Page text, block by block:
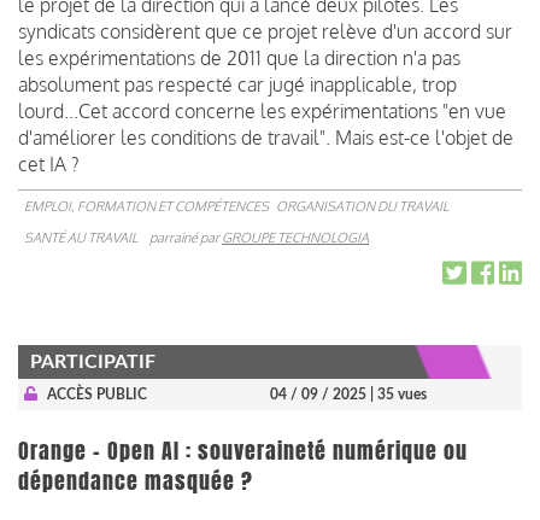
syndicats considèrent que ce projet relève d'un accord sur
les expérimentations de 2011 que la direction n'a pas
absolument pas respecté car jugé inapplicable, trop
lourd...Cet accord concerne les expérimentations "en vue
d'améliorer les conditions de travail". Mais est-ce l'objet de
cet IA ?
EMPLOI, FORMATION ET COMPÉTENCES ORGANISATION DU TRAVAIL
SANTÉ AU TRAVAIL
parrainé parGROUPE TECHNOLOGIA
PARTICIPATIF
ACCÈS PUBLIC 04 / 09 / 2025 | 35 vues
Orange – Open AI : souveraineté numérique ou
dépendance masquée ?